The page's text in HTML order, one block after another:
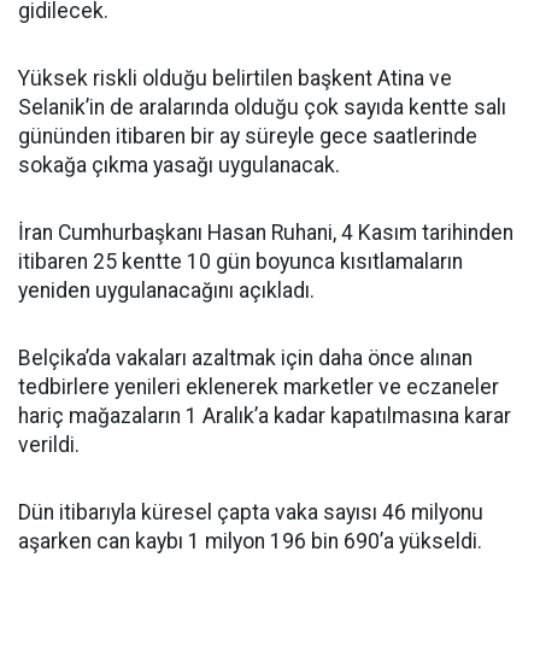
gidilecek.
Yüksek riskli olduğu belirtilen başkent Atina ve
Selanik’in de aralarında olduğu çok sayıda kentte salı
gününden itibaren bir ay süreyle gece saatlerinde
sokağa çıkma yasağı uygulanacak.
İran Cumhurbaşkanı Hasan Ruhani, 4 Kasım tarihinden
itibaren 25 kentte 10 gün boyunca kısıtlamaların
yeniden uygulanacağını açıkladı.
Belçika’da vakaları azaltmak için daha önce alınan
tedbirlere yenileri eklenerek marketler ve eczaneler
hariç mağazaların 1 Aralık’a kadar kapatılmasına karar
verildi.
Dün itibarıyla küresel çapta vaka sayısı 46 milyonu
aşarken can kaybı 1 milyon 196 bin 690’a yükseldi.